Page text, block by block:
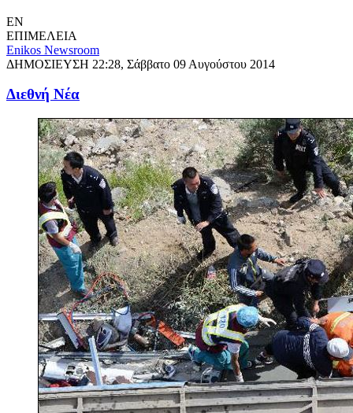
EN
ΕΠΙΜΕΛΕΙΑ
Enikos Newsroom
ΔΗΜΟΣΙΕΥΣΗ 22:28, Σάββατο 09 Αυγούστου 2014
Διεθνή Νέα